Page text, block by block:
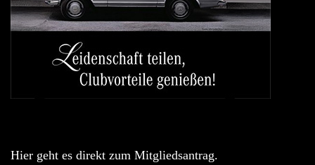
Hier geht es direkt zum Mitgliedsantrag.